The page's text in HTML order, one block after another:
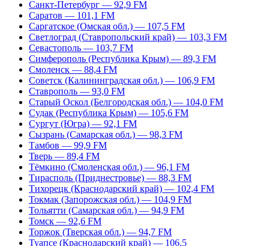
Санкт-Петербург — 92,9 FM
Саратов — 101,1 FM
Саргатское (Омская обл.) — 107,5 FM
Светлоград (Ставропольский край) — 103,3 FM
Севастополь — 103,7 FM
Симферополь (Республика Крым) — 89,3 FM
Смоленск — 88,4 FM
Советск (Калининградская обл.) — 106,9 FM
Ставрополь — 93,0 FM
Старый Оскол (Белгородская обл.) — 104,0 FM
Судак (Республика Крым) — 105,6 FM
Сургут (Югра) — 92,1 FM
Сызрань (Самарская обл.) — 98,3 FM
Тамбов — 99,9 FM
Тверь — 89,4 FM
Тёмкино (Смоленская обл.) — 96,1 FM
Тирасполь (Приднестровье) — 88,3 FM
Тихорецк (Краснодарский край) — 102,4 FM
Токмак (Запорожская обл.) — 104,9 FM
Тольятти (Самарская обл.) — 94,9 FM
Томск — 92,6 FM
Торжок (Тверская обл.) — 94,7 FM
Туапсе (Краснодарский край) — 106,5